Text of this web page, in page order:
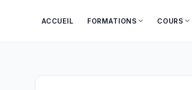
ACCUEIL FORMATIONS COURS